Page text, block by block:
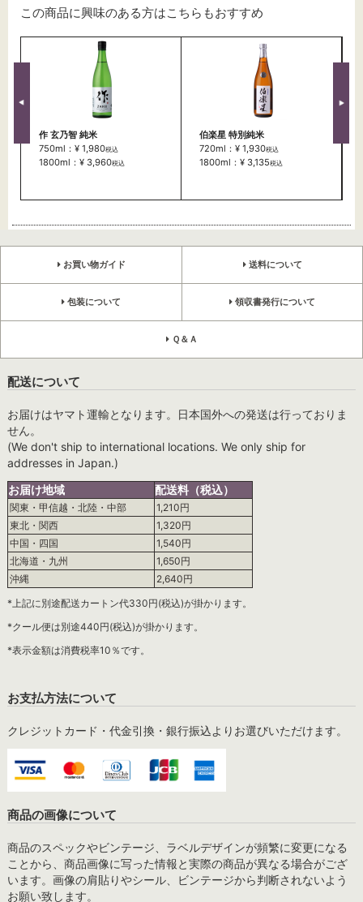
この商品に興味のある方はこちらもおすすめ
作 玄乃智 純米
750ml：¥ 1,980税込
1800ml：¥ 3,960税込
伯楽星 特別純米
720ml：¥ 1,930税込
1800ml：¥ 3,135税込
お買い物ガイド 送料について
包装について 領収書発行について
Ｑ＆Ａ
配送について
お届けはヤマト運輸となります。日本国外への発送は行っておりま
せん。
(We don't ship to international locations. We only ship for
addresses in Japan.)
お届け地域
配送料（税込）
関東・甲信越・北陸・中部
1,210円
東北・関西
1,320円
中国・四国
1,540円
北海道・九州
1,650円
沖縄
2,640円
*上記に別途配送カートン代330円(税込)が掛かります。
*クール便は別途440円(税込)が掛かります。
*表示金額は消費税率10％です。
お支払方法について
クレジットカード・代金引換・銀行振込よりお選びいただけます。
商品の画像について
商品のスペックやビンテージ、ラベルデザインが頻繁に変更になる
ことから、商品画像に写った情報と実際の商品が異なる場合がござ
います。画像の肩貼りやシール、ビンテージから判断されないよう
お願い致します。